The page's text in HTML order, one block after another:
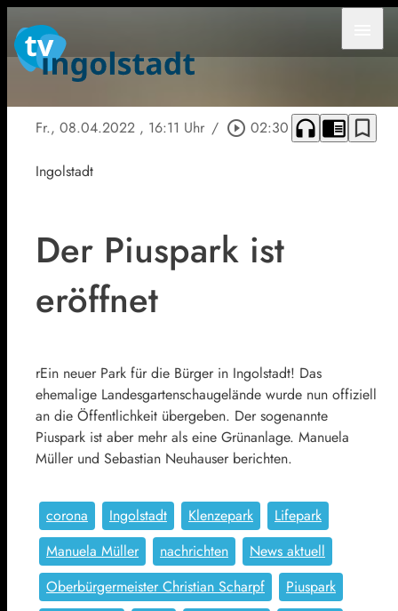
Fr., 08.04.2022 , 16:11 Uhr / play_circle_outline 02:30 headphones chrome_reader_mode bookmark_border
Ingolstadt
Der Piuspark ist
eröffnet
rEin neuer Park für die Bürger in Ingolstadt! Das
ehemalige Landesgartenschaugelände wurde nun offiziell
an die Öffentlichkeit übergeben. Der sogenannte
Piuspark ist aber mehr als eine Grünanlage. Manuela
Müller und Sebastian Neuhauser berichten.
corona Ingolstadt Klenzepark
Lifepark
Manuela Müller
nachrichten
News aktuell
Oberbürgermeister Christian Scharpf
Piuspark